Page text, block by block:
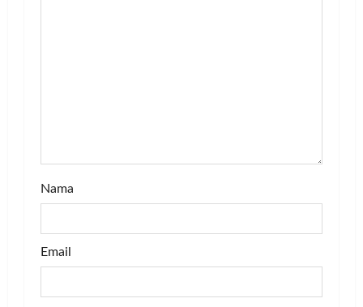
Nama
Email